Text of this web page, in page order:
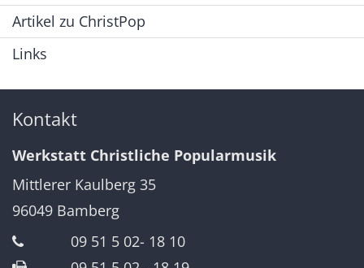
Artikel zu ChristPop
Links
Kontakt
Werkstatt Christliche Popularmusik
Mittlerer Kaulberg 35
96049 Bamberg
09 51 5 02- 18 10